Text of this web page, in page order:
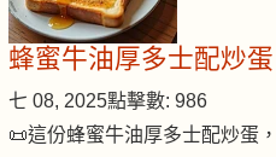
蜂蜜牛油厚多士配炒蛋
七 08, 2025點擊數: 986
📜這份蜂蜜牛油厚多士配炒蛋